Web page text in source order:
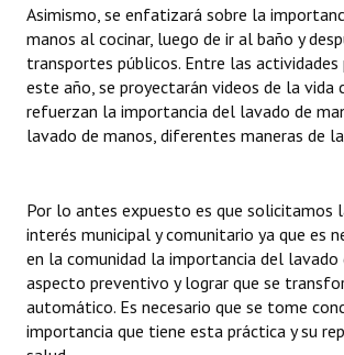
Asimismo, se enfatizará sobre la
manos al cocinar, luego de ir al baño y
transportes públicos. Entre las
este año, se proyectarán videos de la vida
refuerzan la importancia del lavado de
lavado de manos, diferentes maneras de
Por lo antes expuesto es que solicitamos
interés municipal y comunitario ya que es
en la comunidad la importancia del lavado
aspecto preventivo y lograr que se
automático. Es necesario que se tome
importancia que tiene esta práctica y su